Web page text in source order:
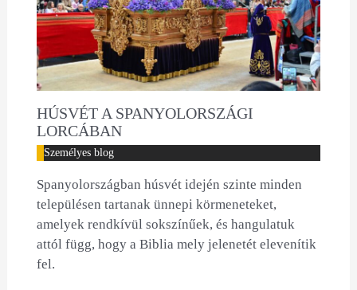
HÚSVÉT A SPANYOLORSZÁGI
LORCÁBAN
Személyes blog
Spanyolországban húsvét idején szinte minden
településen tartanak ünnepi körmeneteket,
amelyek rendkívül sokszínűek, és hangulatuk
attól függ, hogy a Biblia mely jelenetét elevenítik
fel.